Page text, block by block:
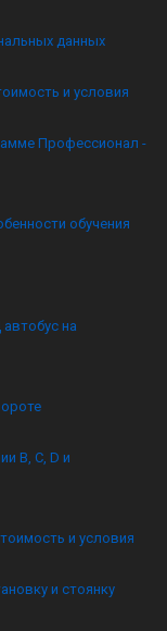
данных
и условия
Профессионал -
обучения
на
B, C, D и
и условия
и стоянку